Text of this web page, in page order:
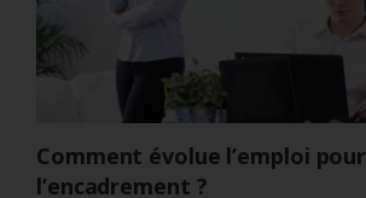
Comment évolue l’emploi pour
l’encadrement ?